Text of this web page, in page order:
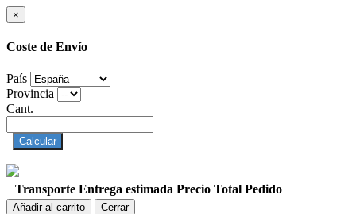
×
Coste de Envío
País
Provincia
Cant.
Calcular
Transporte Entrega estimada Precio Total Pedido
Añadir al carrito Cerrar